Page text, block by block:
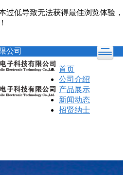
过低导致无法获得最佳浏览体验，
公司
首页
公司介绍
产品展示
新闻动态
招贤纳士